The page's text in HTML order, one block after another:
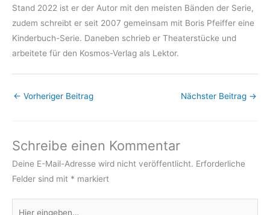
Stand 2022 ist er der Autor mit den meisten Bänden der Serie,
zudem schreibt er seit 2007 gemeinsam mit Boris Pfeiffer eine
Kinderbuch-Serie. Daneben schrieb er Theaterstücke und
arbeitete für den Kosmos-Verlag als Lektor.
← Vorheriger Beitrag Nächster Beitrag →
Schreibe einen Kommentar
Deine E-Mail-Adresse wird nicht veröffentlicht. Erforderliche
Felder sind mit * markiert